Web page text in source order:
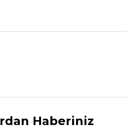
bulunuyor.
Haberiniz